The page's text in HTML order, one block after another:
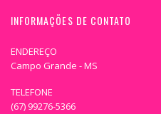
INFORMAÇÕES DE CONTATO
ENDEREÇO
Campo Grande - MS
TELEFONE
(67) 99276-5366